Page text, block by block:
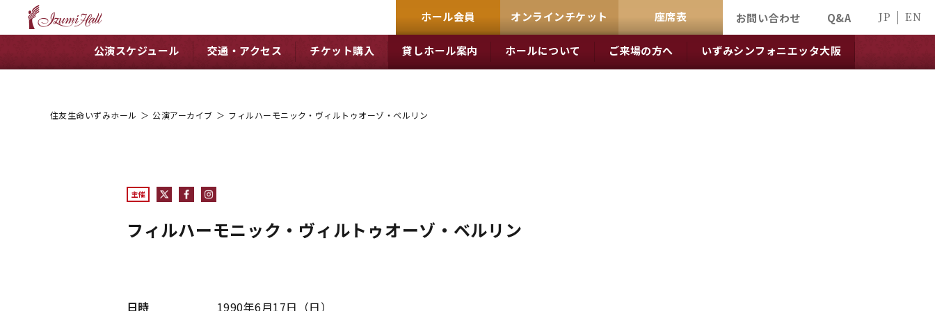
ホール会員 オンラインチケット 座席表 お問い合わせ Q&A JP EN
公演スケジュール 交通・アクセス チケット購入 貸しホール案内 ホールについて ご来場の方へ いずみシンフォニエッタ大阪
住友生命いずみホール ＞ 公演アーカイブ ＞ フィルハーモニック・ヴィルトゥオーゾ・ベルリン
主催
フィルハーモニック・ヴィルトゥオーゾ・ベルリン
日時 1990年6月17日（日）